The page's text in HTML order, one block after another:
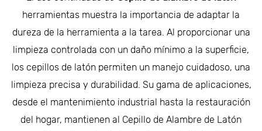
herramientas muestra la importancia de adaptar la
dureza de la herramienta a la tarea. Al proporcionar una
limpieza controlada con un daño mínimo a la superficie,
los cepillos de latón permiten un manejo cuidadoso, una
limpieza precisa y durabilidad. Su gama de aplicaciones,
desde el mantenimiento industrial hasta la restauración
del hogar, mantienen al Cepillo de Alambre de Latón